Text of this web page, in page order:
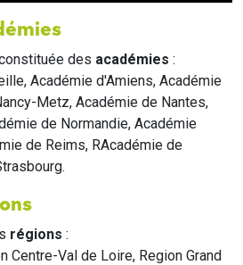
des académies :
Académie d'Amiens, Académie
Metz, Académie de Nantes,
de Normandie, Académie
de Reims, RAcadémie de
régions :
Centre-Val de Loire, Region Grand